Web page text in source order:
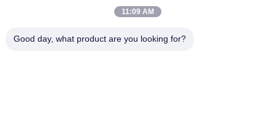
Nuova idea voi affissione a cristalli liquidi mai non veduta
schermare stampa di colore pieno della cartolina d'auguri e
11:09 AM
Good day, what product are you looking for?